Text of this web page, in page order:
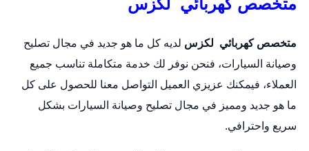
متخصص كهربائي لكزس
متخصص كهربائي لكزس لديه كل ما هو جديد في مجال تصليح
وصيانة السيارات، فنحن نوفر لك خدمة متكاملة تناسب جميع
العملاء، فيمكنك عزيزي العميل التواصل معنا للحصول على كل
ما هو جديد ومميز في مجال تصليح وصيانة السيارات بشكل
سريع واحترافي.